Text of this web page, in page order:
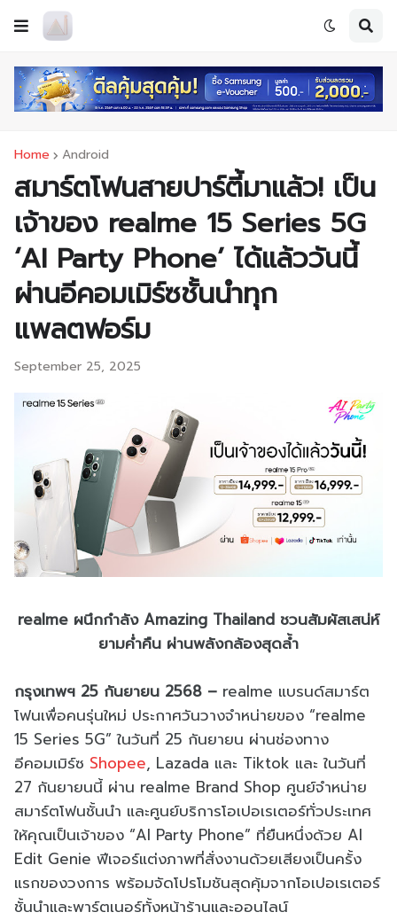
Home Android
สมาร์ตโฟนสายปาร์ตี้มาแล้ว! เป็น
เจ้าของ realme 15 Series 5G
‘AI Party Phone’ ได้แล้ววันนี้
ผ่านอีคอมเมิร์ซชั้นนำทุก
แพลตฟอร์ม
September 25, 2025
realme ผนึกกำลัง Amazing Thailand ชวนสัมผัสเสน่ห์
ยามค่ำคืน ผ่านพลังกล้องสุดล้ำ
กรุงเทพฯ 25 กันยายน 2568 – realme แบรนด์สมาร์ต
โฟนเพื่อคนรุ่นใหม่ ประกาศวันวางจำหน่ายของ “realme
15 Series 5G” ในวันที่ 25 กันยายน ผ่านช่องทาง
อีคอมเมิร์ซ Shopee, Lazada และ Tiktok และ ในวันที่
27 กันยายนนี้ ผ่าน realme Brand Shop ศูนย์จำหน่าย
สมาร์ตโฟนชั้นนำ และศูนย์บริการโอเปอเรเตอร์ทั่วประเทศ
ให้คุณเป็นเจ้าของ “AI Party Phone” ที่ยืนหนึ่งด้วย AI
Edit Genie ฟีเจอร์แต่งภาพที่สั่งงานด้วยเสียงเป็นครั้ง
แรกของวงการ พร้อมจัดโปรโมชันสุดคุ้มจากโอเปอเรเตอร์
ชั้นนำและพาร์ตเนอร์ทั้งหน้าร้านและออนไลน์